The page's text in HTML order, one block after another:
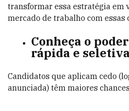
transformar essa estratégia em
mercado de trabalho com essas
Conheça o
rápida e seletiva
Candidatos que aplicam cedo
anunciada) têm maiores